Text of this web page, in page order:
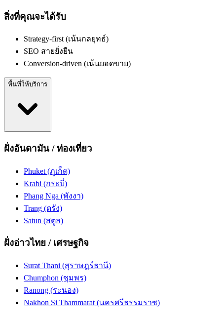
สิ่งที่คุณจะได้รับ
Strategy-first (เน้นกลยุทธ์)
SEO สายยั่งยืน
Conversion-driven (เน้นยอดขาย)
พื้นที่ให้บริการ
ฝั่งอันดามัน / ท่องเที่ยว
Phuket (ภูเก็ต)
Krabi (กระบี่)
Phang Nga (พังงา)
Trang (ตรัง)
Satun (สตูล)
ฝั่งอ่าวไทย / เศรษฐกิจ
Surat Thani (สุราษฎร์ธานี)
Chumphon (ชุมพร)
Ranong (ระนอง)
Nakhon Si Thammarat (นครศรีธรรมราช)